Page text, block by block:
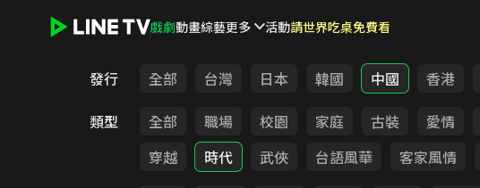
戲劇動畫綜藝更多 活動請世界吃桌免費看
發行 全部 台灣 日本 韓國 中國 香港
類型
全部 職場 校園 家庭 古裝 愛情
穿越
時代 武俠 台語風華 客家風情